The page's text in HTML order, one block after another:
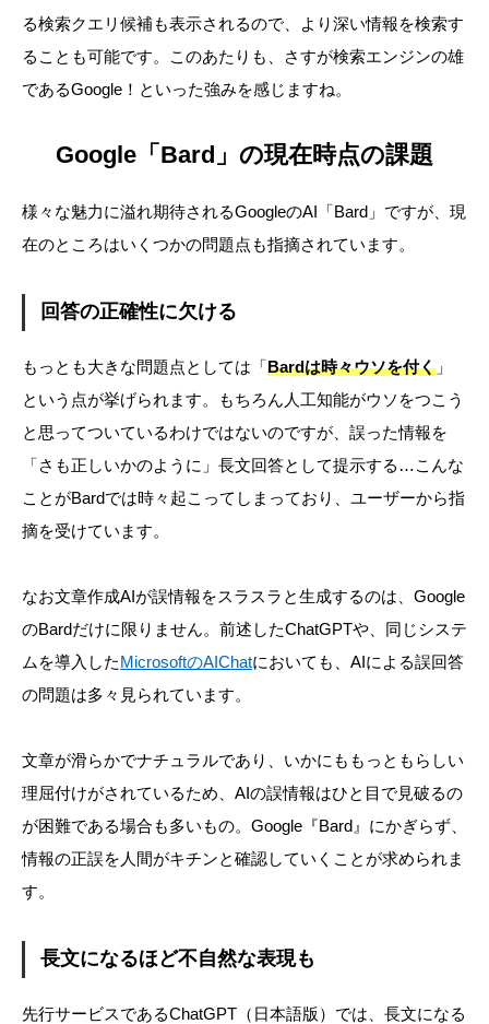
る検索クエリ候補も表示されるので、より深い情報を検索す
ることも可能です。このあたりも、さすが検索エンジンの雄
であるGoogle！といった強みを感じますね。
Google「Bard」の現在時点の課題
様々な魅力に溢れ期待されるGoogleのAI「Bard」ですが、現
在のところはいくつかの問題点も指摘されています。
回答の正確性に欠ける
もっとも大きな問題点としては「Bardは時々ウソを付く 」
という点が挙げられます。もちろん人工知能がウソをつこう
と思ってついているわけではないのですが、誤った情報を
「さも正しいかのように」長文回答として提示する…こんな
ことがBardでは時々起こってしまっており、ユーザーから指
摘を受けています。
なお文章作成AIが誤情報をスラスラと生成するのは、Google
のBardだけに限りません。前述したChatGPTや、同じシステ
ムを導入したMicrosoftのAIChatにおいても、AIによる誤回答
の問題は多々見られています。
文章が滑らかでナチュラルであり、いかにももっともらしい
理屈付けがされているため、AIの誤情報はひと目で見破るの
が困難である場合も多いもの。Google『Bard』にかぎらず、
情報の正誤を人間がキチンと確認していくことが求められま
す。
長文になるほど不自然な表現も
先行サービスであるChatGPT（日本語版）では、長文になる